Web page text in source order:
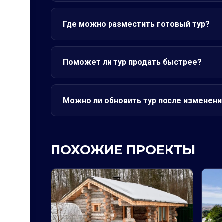
Где можно разместить готовый тур?
Поможет ли тур продать быстрее?
Можно ли обновить тур после
ПОХОЖИЕ ПРОЕКТЫ